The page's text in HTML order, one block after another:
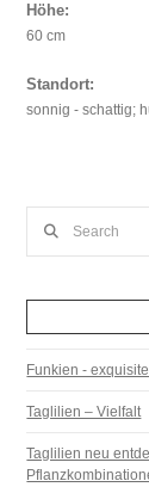
Höhe:
60 cm
Standort:
sonnig - schattig;
Funkien -
Taglilien – Vielfalt
Taglilien neu